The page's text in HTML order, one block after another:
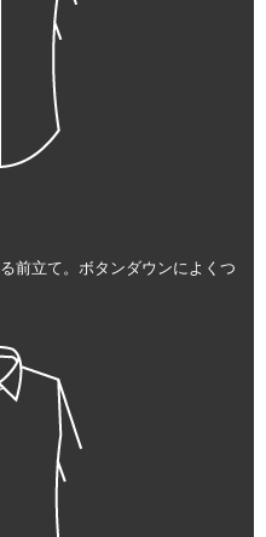
前立て。ボタンダウンによくつ